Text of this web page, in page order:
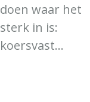
doen waar het
sterk in is:
koersvast...